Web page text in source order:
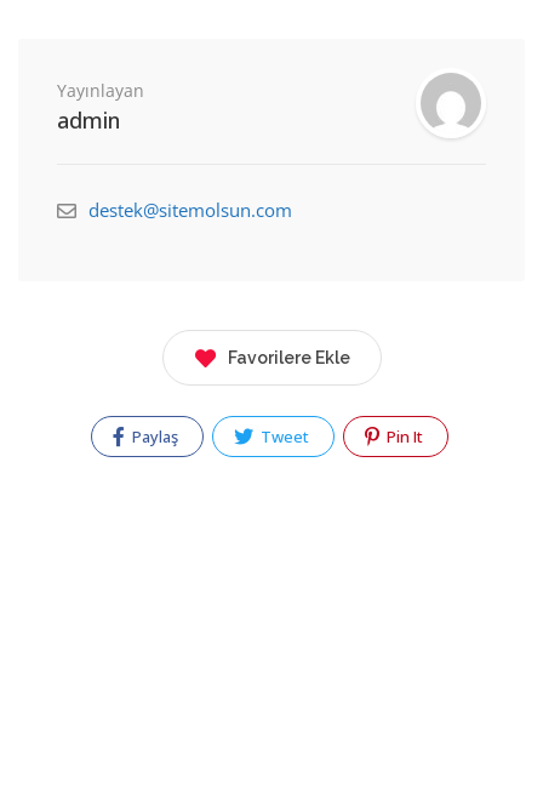
Yayınlayan
admin
destek@sitemolsun.com
Favorilere Ekle
Paylaş Tweet Pin It